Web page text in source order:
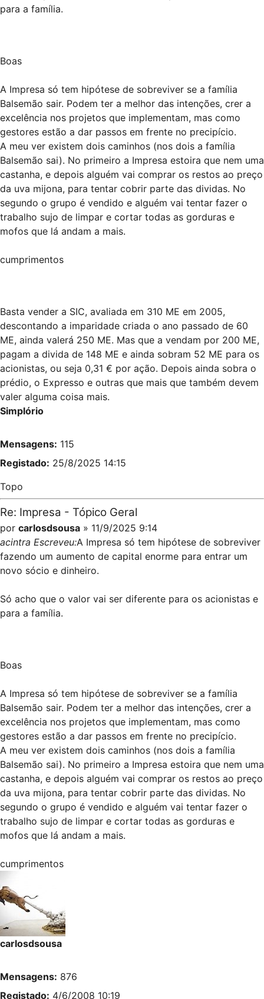
para a família.
Boas
A Impresa só tem hipótese de sobreviver se a família
Balsemão sair. Podem ter a melhor das intenções, crer a
excelência nos projetos que implementam, mas como
gestores estão a dar passos em frente no precipício.
A meu ver existem dois caminhos (nos dois a família
Balsemão sai). No primeiro a Impresa estoira que nem uma
castanha, e depois alguém vai comprar os restos ao preço
da uva mijona, para tentar cobrir parte das dividas. No
segundo o grupo é vendido e alguém vai tentar fazer o
trabalho sujo de limpar e cortar todas as gorduras e
mofos que lá andam a mais.
cumprimentos
Basta vender a SIC, avaliada em 310 ME em 2005,
descontando a imparidade criada o ano passado de 60
ME, ainda valerá 250 ME. Mas que a vendam por 200 ME,
pagam a divida de 148 ME e ainda sobram 52 ME para os
acionistas, ou seja 0,31 € por ação. Depois ainda sobra o
prédio, o Expresso e outras que mais que também devem
valer alguma coisa mais.
Simplório
Mensagens: 115
Registado: 25/8/2025 14:15
Topo
Re: Impresa - Tópico Geral
por carlosdsousa » 11/9/2025 9:14
acintra Escreveu:A Impresa só tem hipótese de sobreviver
fazendo um aumento de capital enorme para entrar um
novo sócio e dinheiro.
Só acho que o valor vai ser diferente para os acionistas e
para a família.
Boas
A Impresa só tem hipótese de sobreviver se a família
Balsemão sair. Podem ter a melhor das intenções, crer a
excelência nos projetos que implementam, mas como
gestores estão a dar passos em frente no precipício.
A meu ver existem dois caminhos (nos dois a família
Balsemão sai). No primeiro a Impresa estoira que nem uma
castanha, e depois alguém vai comprar os restos ao preço
da uva mijona, para tentar cobrir parte das dividas. No
segundo o grupo é vendido e alguém vai tentar fazer o
trabalho sujo de limpar e cortar todas as gorduras e
mofos que lá andam a mais.
cumprimentos
carlosdsousa
Mensagens: 876
Registado: 4/6/2008 10:19